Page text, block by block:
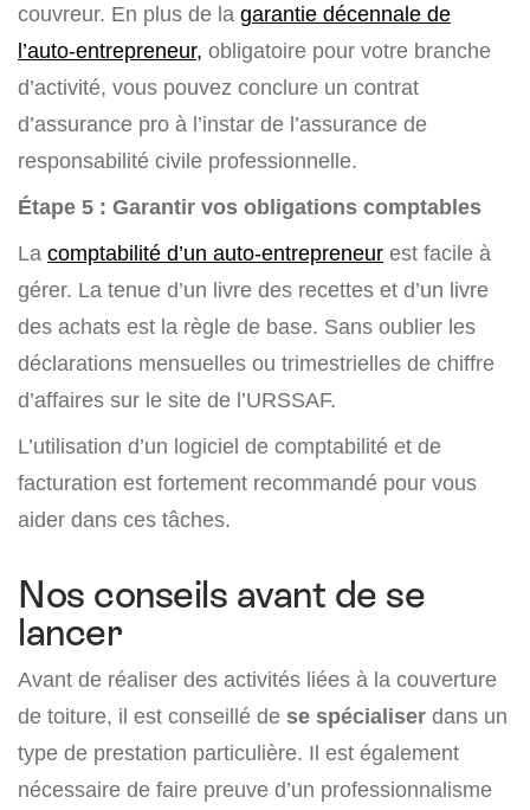
couvreur. En plus de la garantie décennale de
l’auto-entrepreneur, obligatoire pour votre branche
d’activité, vous pouvez conclure un contrat
d’assurance pro à l’instar de l’assurance de
responsabilité civile professionnelle.
Étape 5 : Garantir vos obligations comptables
La comptabilité d’un auto-entrepreneur est facile à
gérer. La tenue d’un livre des recettes et d’un livre
des achats est la règle de base. Sans oublier les
déclarations mensuelles ou trimestrielles de chiffre
d’affaires sur le site de l’URSSAF.
L’utilisation d’un logiciel de comptabilité et de
facturation est fortement recommandé pour vous
aider dans ces tâches.
Nos conseils avant de se
lancer
Avant de réaliser des activités liées à la couverture
de toiture, il est conseillé de se spécialiser dans un
type de prestation particulière. Il est également
nécessaire de faire preuve d’un professionnalisme